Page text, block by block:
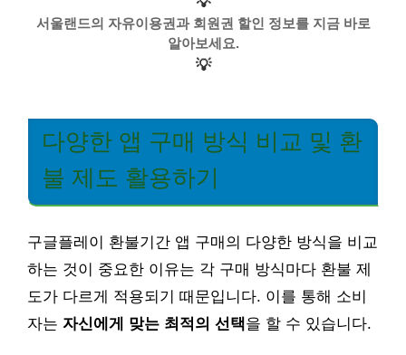
서울랜드의 자유이용권과 회원권 할인 정보를 지금 바로
알아보세요.
💡
다양한 앱 구매 방식 비교 및 환
불 제도 활용하기
구글플레이 환불기간 앱 구매의 다양한 방식을 비교
하는 것이 중요한 이유는 각 구매 방식마다 환불 제
도가 다르게 적용되기 때문입니다. 이를 통해 소비
자는 자신에게 맞는 최적의 선택을 할 수 있습니다.